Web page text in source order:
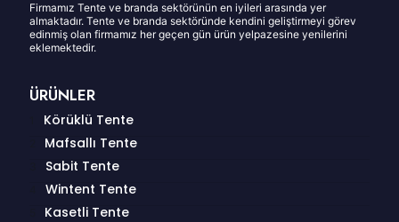
Firmamız Tente ve branda sektörünün en iyileri arasında yer
almaktadır. Tente ve branda sektöründe kendini geliştirmeyi görev
edinmiş olan firmamız her geçen gün ürün yelpazesine yenilerini
eklemektedir.
ÜRÜNLER
Körüklü Tente
Mafsallı Tente
Sabit Tente
Wintent Tente
Kasetli Tente